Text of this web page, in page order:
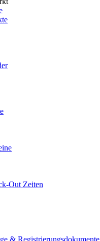
Out Zeiten
& Registrierungsdokumente